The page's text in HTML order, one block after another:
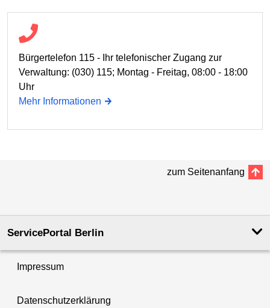
Bürgertelefon 115 - Ihr telefonischer Zugang zur
Verwaltung: (030) 115; Montag - Freitag, 08:00 - 18:00
Uhr
Mehr Informationen
zum Seitenanfang
ServicePortal Berlin
Impressum
Datenschutzerklärung